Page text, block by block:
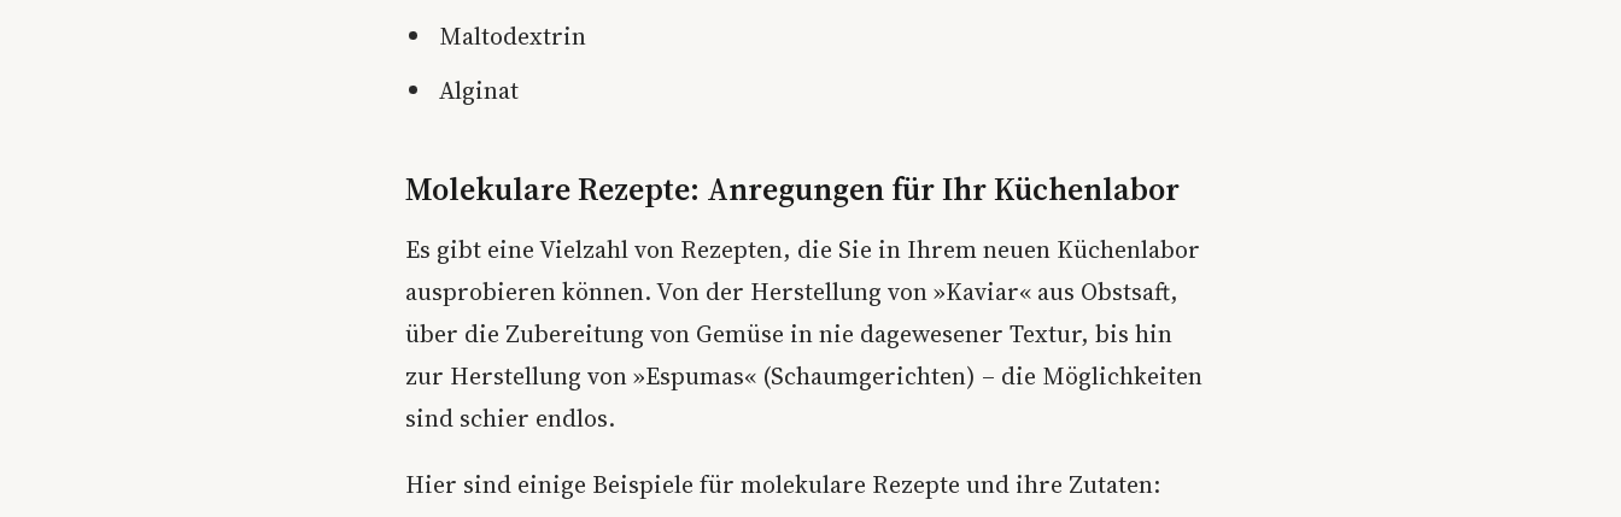
Maltodextrin
Alginat
Molekulare Rezepte: Anregungen für Ihr Küchenlabor
Es gibt eine Vielzahl von Rezepten, die Sie in Ihrem neuen Küchenlabor
ausprobieren können. Von der Herstellung von »Kaviar« aus Obstsaft,
über die Zubereitung von Gemüse in nie dagewesener Textur, bis hin
zur Herstellung von »Espumas« (Schaumgerichten) – die Möglichkeiten
sind schier endlos.
Hier sind einige Beispiele für molekulare Rezepte und ihre Zutaten: